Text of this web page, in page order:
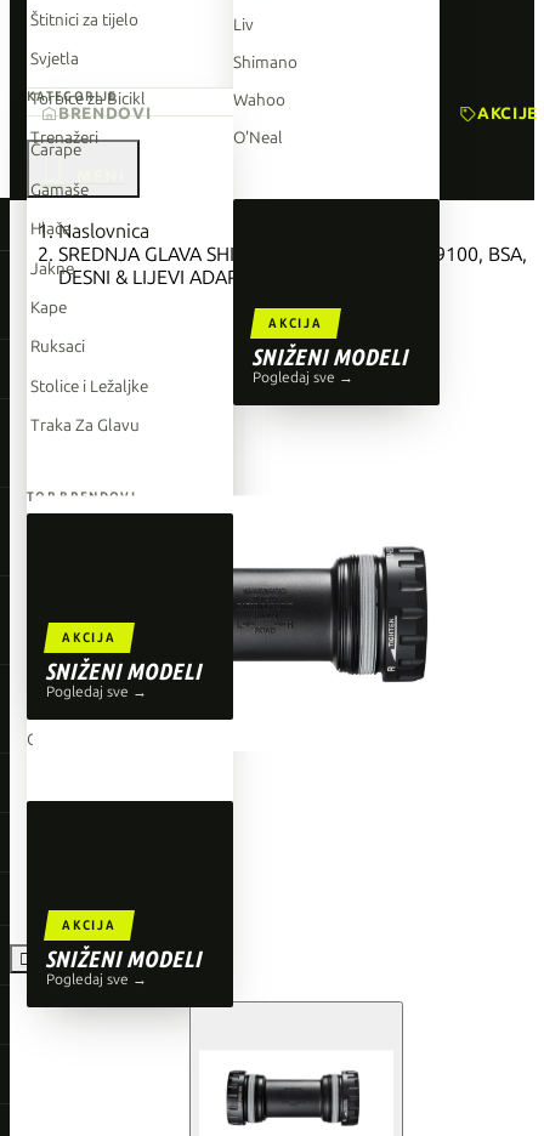
Štitnici za tijelo
Svjetla
Torbice za Bicikl
Trenažeri
Giant
Orbea
Liv
Shimano
Wahoo
AKCIJA
SNIŽENI MODELI
Pogledaj sve →
Liv
Shimano
Wahoo
O'Neal
AKCIJA
SNIŽENI MODELI
Pogledaj sve →
KATEGORIJE
Čarape
Gamaše
Hlače
Jakne
Kape
Ruksaci
Stolice i Ležaljke
Traka Za Glavu
TOP BRENDOVI
Liv
Shimano
Wahoo
O'Neal
AKCIJA
SNIŽENI MODELI
Pogledaj sve →
BRENDOVI AKCIJE

Naslovnica
SREDNJA GLAVA SHIMANO DURA ACE BB-R9100, BSA,
DESNI & LIJEVI ADAPTER, LEŽAJEVI
